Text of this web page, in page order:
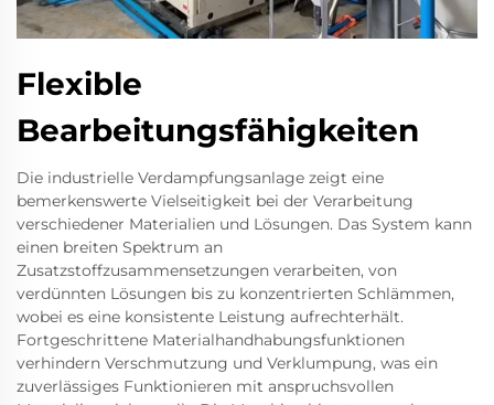
Flexible
Bearbeitungsfähigkeiten
Die industrielle Verdampfungsanlage zeigt eine
bemerkenswerte Vielseitigkeit bei der Verarbeitung
verschiedener Materialien und Lösungen. Das System kann
einen breiten Spektrum an
Zusatzstoffzusammensetzungen verarbeiten, von
verdünnten Lösungen bis zu konzentrierten Schlämmen,
wobei es eine konsistente Leistung aufrechterhält.
Fortgeschrittene Materialhandhabungsfunktionen
verhindern Verschmutzung und Verklumpung, was ein
zuverlässiges Funktionieren mit anspruchsvollen